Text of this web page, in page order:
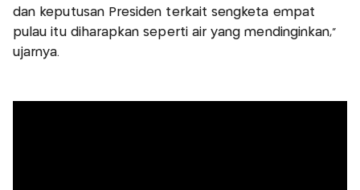
dan keputusan Presiden terkait sengketa empat
pulau itu diharapkan seperti air yang mendinginkan,"
ujarnya.